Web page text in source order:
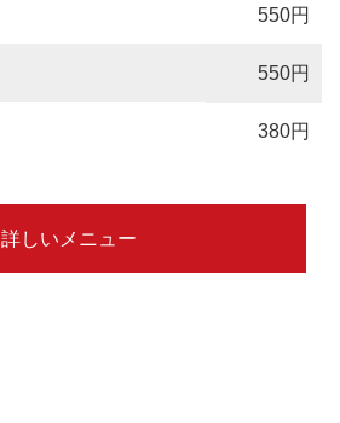
550円
550円
380円
詳しいメニュー